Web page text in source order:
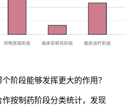
阶段能够发挥更大的作用？
按制药阶段分类统计，发现